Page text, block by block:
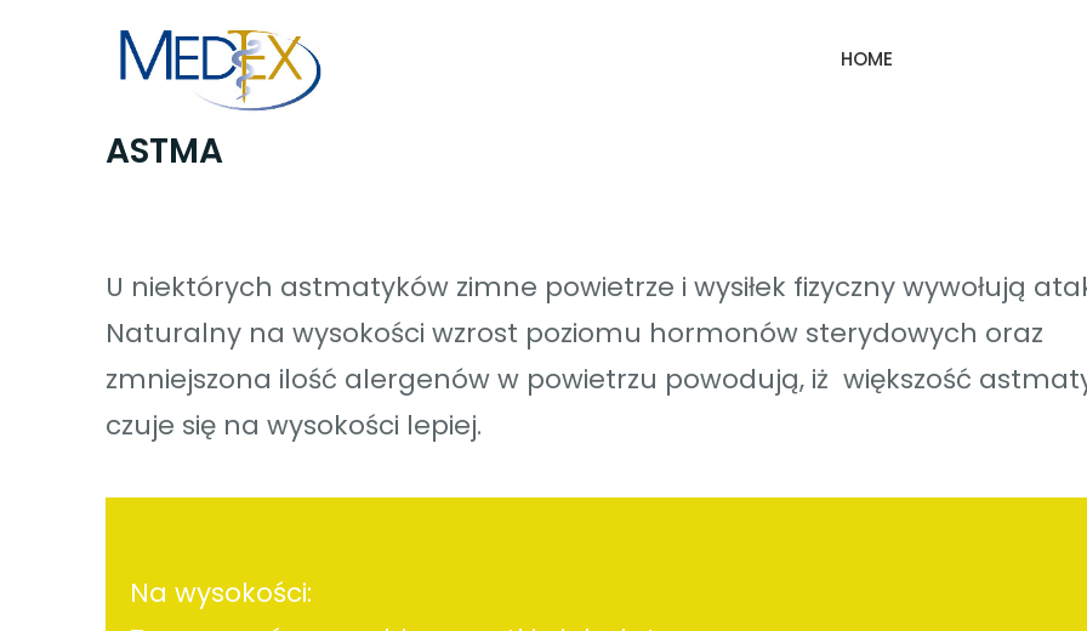
HOME
ASTMA
U niektórych astmatyków zimne powietrze i wysiłek fizyczny wywołują
Naturalny na wysokości wzrost poziomu hormonów sterydowych oraz
zmniejszona ilość alergenów w powietrzu powodują, iż większość
czuje się na wysokości lepiej.
Na wysokości: